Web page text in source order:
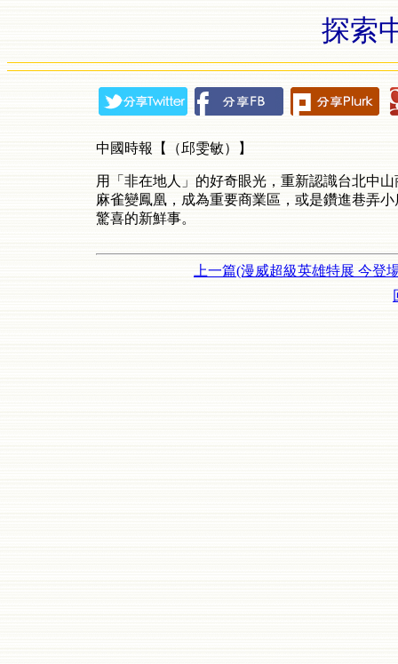
探索
中國時報【（邱雯敏）】
用「非在地人」的好奇眼光，重新認識台北中
麻雀變鳳凰，成為重要商業區，或是鑽進巷弄
驚喜的新鮮事。
上一篇(漫威超級英雄特展 今登